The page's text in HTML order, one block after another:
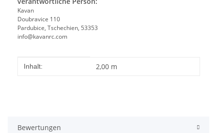
Kavan
Doubravice 110
Pardubice, Tschechien, 53353
info@kavanrc.com
Produkteigenschaft
Wert
Inhalt: 2,00 m
Bewertungen